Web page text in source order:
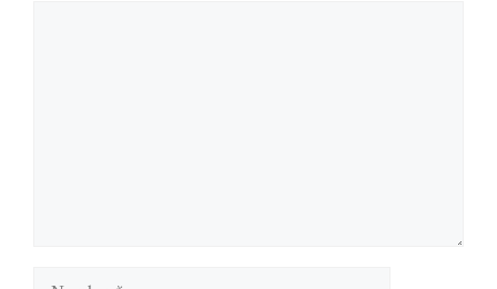
Nombre